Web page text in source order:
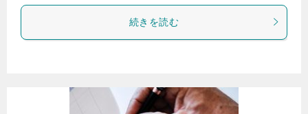
続きを読む